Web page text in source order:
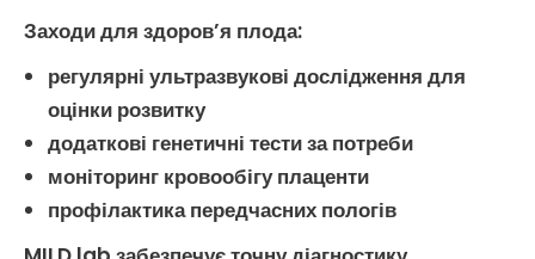
Заходи для здоров’я плода:
регулярні ультразвукові дослідження для
оцінки розвитку
додаткові генетичні тести за потреби
моніторинг кровообігу плаценти
профілактика передчасних пологів